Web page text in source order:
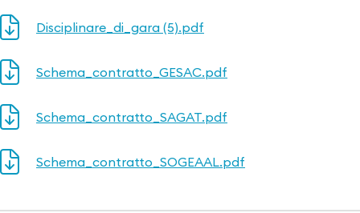
Disciplinare_di_gara (5).pdf
Schema_contratto_GESAC.pdf
Schema_contratto_SAGAT.pdf
Schema_contratto_SOGEAAL.pdf